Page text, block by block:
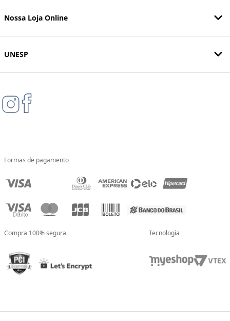
Nossa Loja Online
UNESP
Formas de pagamento
Compra 100% segura Tecnologia